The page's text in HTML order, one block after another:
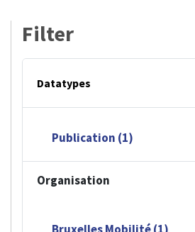
Filter
Datatypes
Publication (1)
Organisation